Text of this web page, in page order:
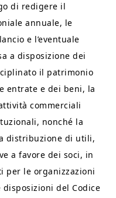
di redigere il
annuale, le
e l’eventuale
a disposizione dei
il patrimonio
entrate e dei beni, la
commerciali
nonché la
distribuzione di utili,
a favore dei soci, in
per le organizzazioni
del Codice